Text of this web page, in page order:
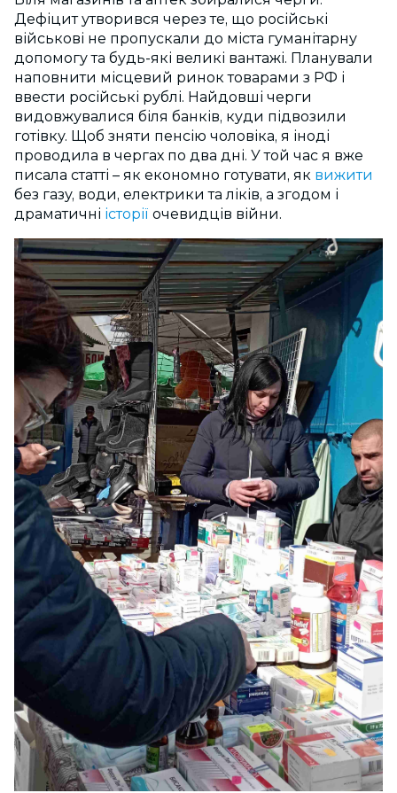
Дефіцит утворився через те, що російські
військові не пропускали до міста гуманітарну
допомогу та будь-які великі вантажі. Планували
наповнити місцевий ринок товарами з РФ і
ввести російські рублі. Найдовші черги
видовжувалися біля банків, куди підвозили
готівку. Щоб зняти пенсію чоловіка, я іноді
проводила в чергах по два дні. У той час я вже
писала статті – як економно готувати, як вижити
без газу, води, електрики та ліків, а згодом і
драматичні історії очевидців війни.